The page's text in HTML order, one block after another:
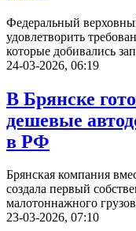
Федеральный
удовлетворить
которые добивались
24-03-2026, 06:19
В Брянске
дешевые
в РФ
Брянская компания
создала первый
малотоннажного
23-03-2026, 07:10